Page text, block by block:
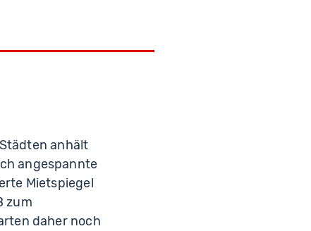
anhält
angespannte
Mietspiegel
zum
daher noch